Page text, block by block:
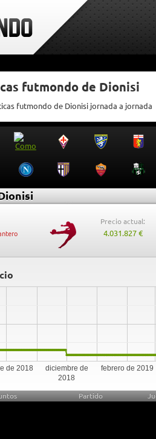
futmondo de Dionisi
futmondo de Dionisi jornada a jornada
Precio actual:
4.031.827 €
de 2018
diciembre de
2018
febrero de 2019
Partido